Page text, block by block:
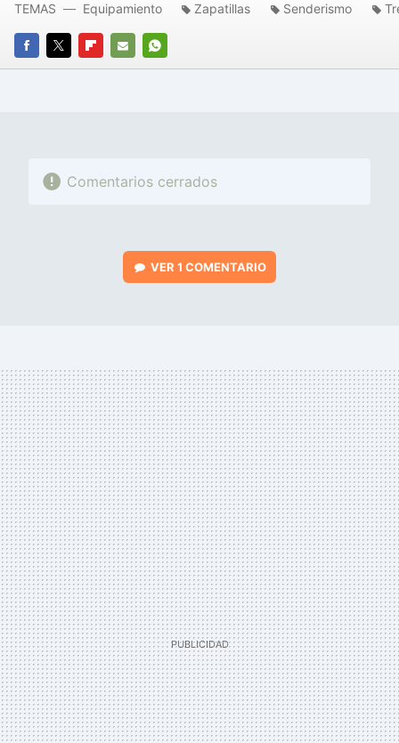
FACEBOOK
TWITTERFLIPBOARD
E-
WHATSAPP
TEMAS Equipamiento Zapatillas Senderismo
Comentarios cerrados
VER 1 COMENTARIO